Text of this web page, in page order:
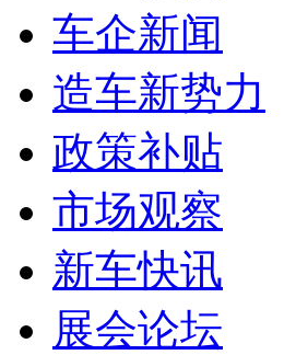
车企新闻
造车新势力
政策补贴
市场观察
新车快讯
展会论坛